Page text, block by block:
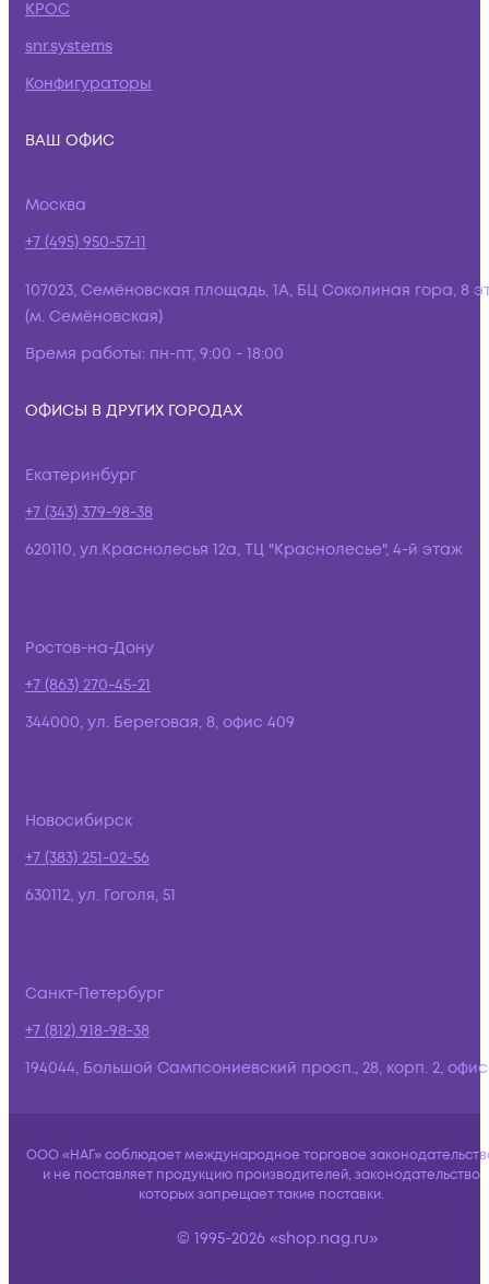
КРОС
snr.systems
Конфигураторы
ВАШ ОФИС
Москва
+7 (495) 950-57-11
107023, Семёновская площадь, 1А, БЦ Соколиная гора, 8
(м. Семёновская)
Время работы: пн-пт, 9:00 - 18:00
ОФИСЫ В ДРУГИХ ГОРОДАХ
Екатеринбург
+7 (343) 379-98-38
620110, ул.Краснолесья 12а, ТЦ "Краснолесье", 4-й этаж
Ростов-на-Дону
+7 (863) 270-45-21
344000, ул. Береговая, 8, офис 409
Новосибирск
+7 (383) 251-02-56
630112, ул. Гоголя, 51
Санкт-Петербург
+7 (812) 918-98-38
194044, Большой Сампсониевский просп., 28, корп. 2,
ООО «НАГ» соблюдает международное торговое
и не поставляет продукцию производителей, законодательство
которых запрещает такие поставки.
© 1995-2026 «shop.nag.ru»